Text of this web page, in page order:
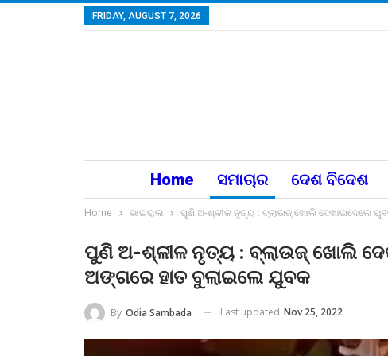
FRIDAY, AUGUST 7, 2026
Home ସମାଚାର ଦେଶ ବିଦେଶ
Home ଭାଇରାଲ ପୁଣି ଅ-ଶ୍ଳୀଳ ନୃତ୍ୟ : ବ୍ଲାଉଜ୍ ଖୋଲି ଦେଖାଇଦେଲେ
ପୁଣି ଅ-ଶ୍ଳୀଳ ନୃତ୍ୟ : ବ୍ଲାଉଜ୍ ଖୋଲି
ଅଙ୍ଗରେ ହାତ ବୁଲାଇଲେ ଯୁବକ
By Odia Sambada Last updated Nov 25, 2022